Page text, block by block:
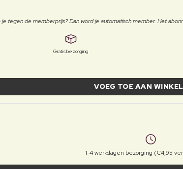
tegen de memberprijs? Dan word je automatisch member. Het
Gratis bezorging
VOEG TOE AAN
1-4 werkdagen bezorging (€4,95